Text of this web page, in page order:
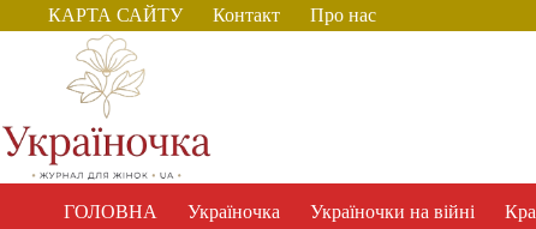
Перейти
до
КАРТА САЙТУ Контакт Про нас
ГОЛОВНА Україночка Україночки на війні